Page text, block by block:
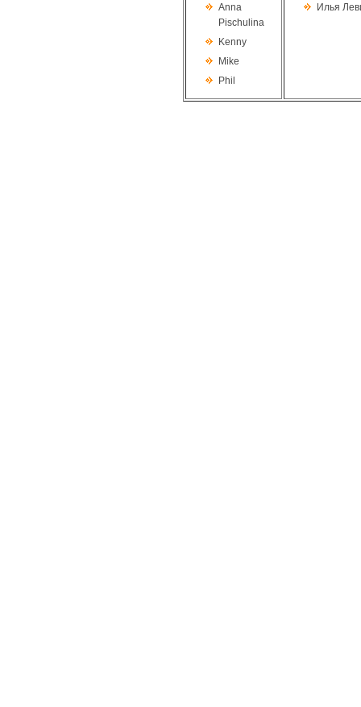
Anna
Pischulina
Kenny
Mike
Phil
Илья